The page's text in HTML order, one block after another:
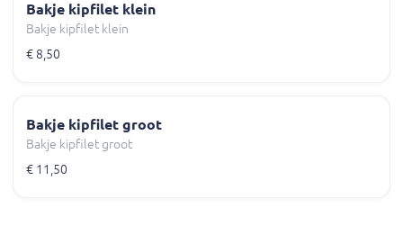
Bakje kipfilet klein
Bakje kipfilet klein
€ 8,50
Bakje kipfilet groot
Bakje kipfilet groot
€ 11,50